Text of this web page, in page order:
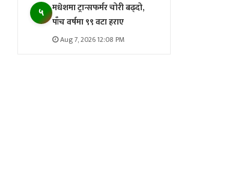
५
मधेशमा ट्रान्सफर्मर चोरी बढ्दो,
पाँच वर्षमा ९९ वटा हराए
Aug 7, 2026 12:08 PM